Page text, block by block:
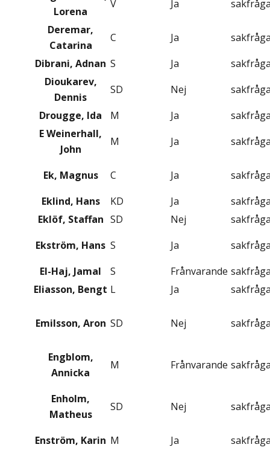
Lorena
V Ja
Deremar,
Catarina
C Ja
Dibrani, Adnan S Ja
Dioukarev,
Dennis
SD Nej
Drougge, Ida
M Ja
E Weinerhall,
John
M Ja
Ek, Magnus C Ja
Eklind, Hans
KD Ja
Eklöf, Staffan SD Nej
Ekström, Hans S Ja
El-Haj, Jamal
S Frånvarande
Eliasson, Bengt L Ja
Emilsson, Aron SD Nej
Engblom,
Annicka
M Frånvarande
Enholm,
Matheus
SD Nej
Enström, Karin M Ja